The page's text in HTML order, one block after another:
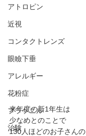
アトロピン
近視
コンタクトレンズ
眼瞼下垂
アレルギー
花粉症
プラケニル
治験
来年度の新1年生は
少なめとのことで
130人ほどのお子さんの